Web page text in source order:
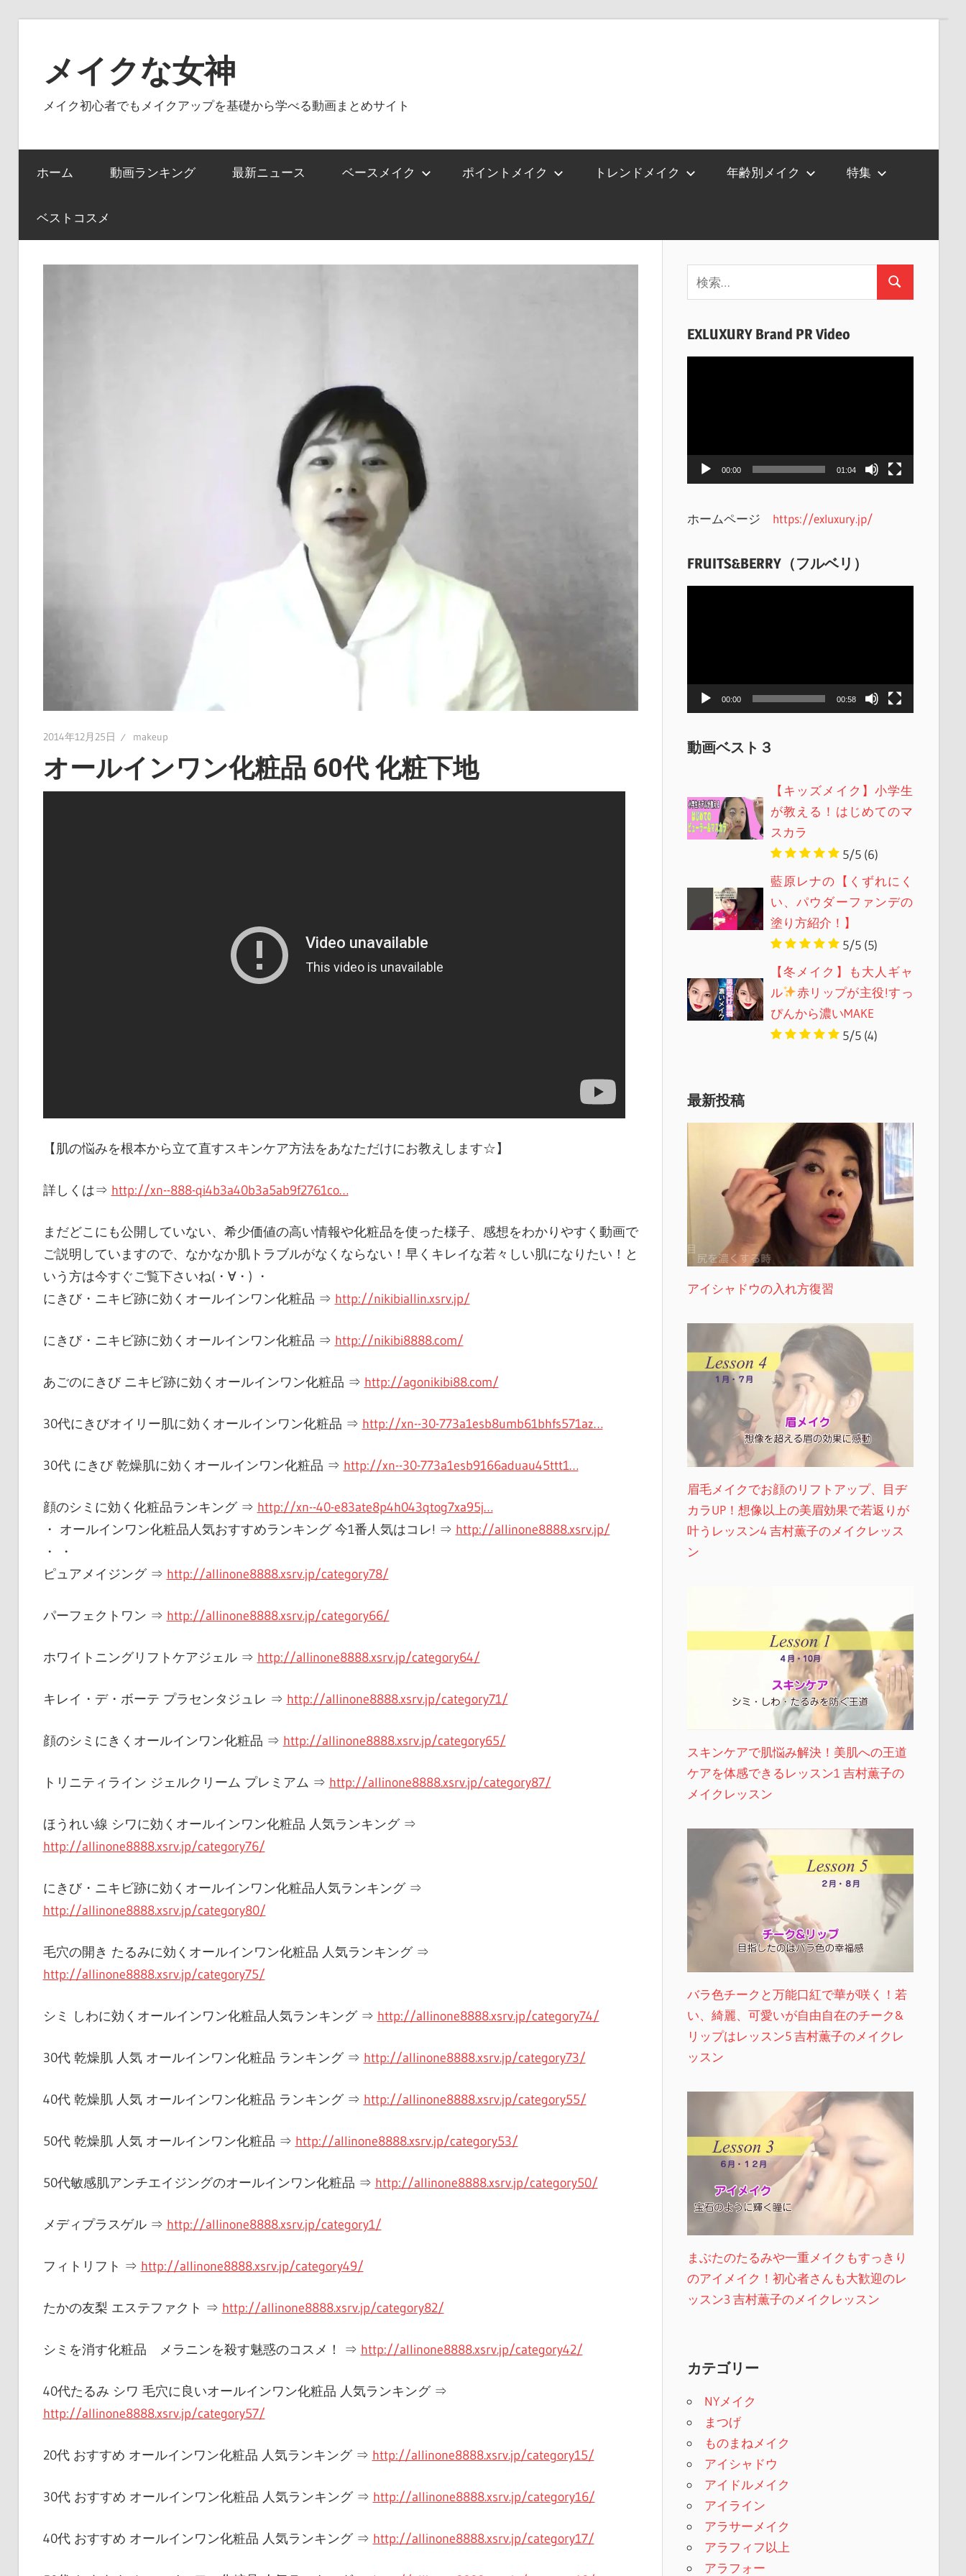
ス
メイクな女神
メイク初心者でもメイクアップを基礎から学べる動画まとめサイト
ホーム 動画ランキング 最新ニュース ベースメイク ポイントメイク トレンドメイク 年齢別メイク 特集
ベストコスメ
2014年12月25日 makeup
オールインワン化粧品 60代 化粧下地
【肌の悩みを根本から立て直すスキンケア方法をあなただけにお教えします☆】
詳しくは⇒ http://xn--888-qi4b3a40b3a5ab9f2761co…
まだどこにも公開していない、希少価値の高い情報や化粧品を使った様子、感想をわかりやすく動画で
ご説明していますので、なかなか肌トラブルがなくならない！早くキレイな若々しい肌になりたい！と
いう方は今すぐご覧下さいね(・∀・) ・
にきび・ニキビ跡に効くオールインワン化粧品 ⇒ http://nikibiallin.xsrv.jp/
にきび・ニキビ跡に効くオールインワン化粧品 ⇒ http://nikibi8888.com/
あごのにきび ニキビ跡に効くオールインワン化粧品 ⇒ http://agonikibi88.com/
30代にきびオイリー肌に効くオールインワン化粧品 ⇒ http://xn--30-773a1esb8umb61bhfs571az…
30代 にきび 乾燥肌に効くオールインワン化粧品 ⇒ http://xn--30-773a1esb9166aduau45ttt1…
顔のシミに効く化粧品ランキング ⇒ http://xn--40-e83ate8p4h043qtog7xa95j…
・ オールインワン化粧品人気おすすめランキング 今1番人気はコレ! ⇒ http://allinone8888.xsrv.jp/
・ ・
ピュアメイジング ⇒ http://allinone8888.xsrv.jp/category78/
パーフェクトワン ⇒ http://allinone8888.xsrv.jp/category66/
ホワイトニングリフトケアジェル ⇒ http://allinone8888.xsrv.jp/category64/
キレイ・デ・ボーテ プラセンタジュレ ⇒ http://allinone8888.xsrv.jp/category71/
顔のシミにきくオールインワン化粧品 ⇒ http://allinone8888.xsrv.jp/category65/
トリニティライン ジェルクリーム プレミアム ⇒ http://allinone8888.xsrv.jp/category87/
ほうれい線 シワに効くオールインワン化粧品 人気ランキング ⇒
http://allinone8888.xsrv.jp/category76/
にきび・ニキビ跡に効くオールインワン化粧品人気ランキング ⇒
http://allinone8888.xsrv.jp/category80/
毛穴の開き たるみに効くオールインワン化粧品 人気ランキング ⇒
http://allinone8888.xsrv.jp/category75/
シミ しわに効くオールインワン化粧品人気ランキング ⇒ http://allinone8888.xsrv.jp/category74/
30代 乾燥肌 人気 オールインワン化粧品 ランキング ⇒ http://allinone8888.xsrv.jp/category73/
40代 乾燥肌 人気 オールインワン化粧品 ランキング ⇒ http://allinone8888.xsrv.jp/category55/
50代 乾燥肌 人気 オールインワン化粧品 ⇒ http://allinone8888.xsrv.jp/category53/
50代敏感肌アンチエイジングのオールインワン化粧品 ⇒ http://allinone8888.xsrv.jp/category50/
メディプラスゲル ⇒ http://allinone8888.xsrv.jp/category1/
フィトリフト ⇒ http://allinone8888.xsrv.jp/category49/
たかの友梨 エステファクト ⇒ http://allinone8888.xsrv.jp/category82/
シミを消す化粧品 メラニンを殺す魅惑のコスメ！ ⇒ http://allinone8888.xsrv.jp/category42/
40代たるみ シワ 毛穴に良いオールインワン化粧品 人気ランキング ⇒
http://allinone8888.xsrv.jp/category57/
20代 おすすめ オールインワン化粧品 人気ランキング ⇒ http://allinone8888.xsrv.jp/category15/
30代 おすすめ オールインワン化粧品 人気ランキング ⇒ http://allinone8888.xsrv.jp/category16/
40代 おすすめ オールインワン化粧品 人気ランキング ⇒ http://allinone8888.xsrv.jp/category17/
検
EXLUXURY Brand PR Video
00:00 01:04
ホームページ https://exluxury.jp/
FRUITS&BERRY（フルベリ）
00:00 00:58
動画ベスト３
【キッズメイク】小学生
が教える！はじめてのマ
スカラ
5/5 (6)
藍原レナの【くずれにく
い、パウダーファンデの
塗り方紹介！】
5/5 (5)
【冬メイク】も大人ギャ
ル
赤リップが主役!すっ
ぴんから濃いMAKE
5/5 (4)
最新投稿
アイシャドウの入れ方復習
眉毛メイクでお顔のリフトアップ、目ヂ
カラUP！想像以上の美眉効果で若返りが
叶うレッスン4 吉村薫子のメイクレッス
ン
スキンケアで肌悩み解決！美肌への王道
ケアを体感できるレッスン1 吉村薫子の
メイクレッスン
バラ色チークと万能口紅で華が咲く！若
い、綺麗、可愛いが自由自在のチーク&
リップはレッスン5 吉村薫子のメイクレ
ッスン
まぶたのたるみや一重メイクもすっきり
のアイメイク！初心者さんも大歓迎のレ
ッスン3 吉村薫子のメイクレッスン
カテゴリー
NYメイク
まつげ
ものまねメイク
アイシャドウ
アイドルメイク
アイライン
アラサーメイク
アラフィフ以上
アラフォー